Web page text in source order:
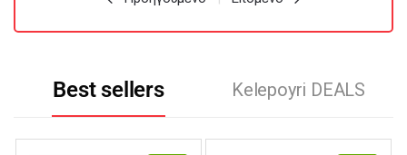
Best sellers Kelepoyri DEALS